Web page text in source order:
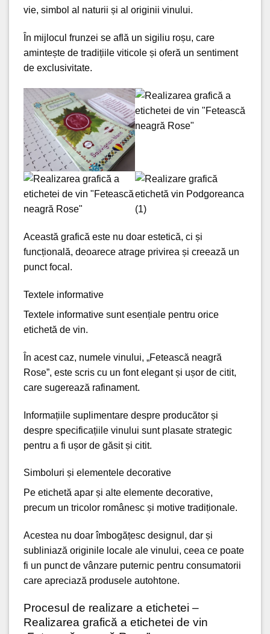
vie, simbol al naturii și al originii vinului.
În mijlocul frunzei se află un sigiliu roșu, care
amintește de tradițiile viticole și oferă un sentiment
de exclusivitate.
Această grafică este nu doar estetică, ci și
funcțională, deoarece atrage privirea și creează un
punct focal.
Textele informative
Textele informative sunt esențiale pentru orice
etichetă de vin.
În acest caz, numele vinului, „Fetească neagră
Rose”, este scris cu un font elegant și ușor de citit,
care sugerează rafinament.
Informațiile suplimentare despre producător și
despre specificațiile vinului sunt plasate strategic
pentru a fi ușor de găsit și citit.
Simboluri și elementele decorative
Pe etichetă apar și alte elemente decorative,
precum un tricolor românesc și motive tradiționale.
Acestea nu doar îmbogățesc designul, dar și
subliniază originile locale ale vinului, ceea ce poate
fi un punct de vânzare puternic pentru consumatorii
care apreciază produsele autohtone.
Procesul de realizare a etichetei –
Realizarea grafică a etichetei de vin